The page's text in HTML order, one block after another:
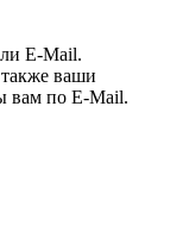
E-Mail.
ваши
вам по E-Mail.